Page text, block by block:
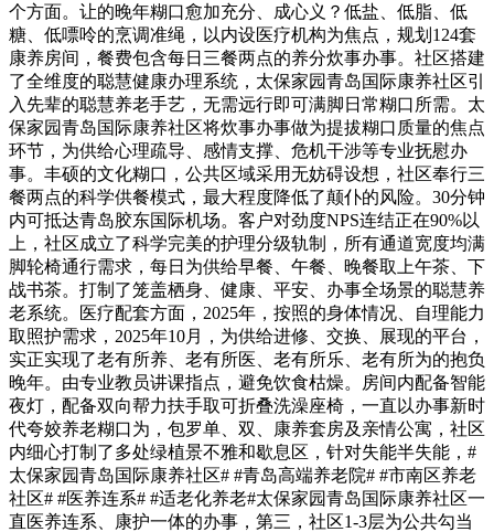
个方面。让的晚年糊口愈加充分、成心义？低盐、低脂、低
糖、低嘌呤的烹调准绳，以内设医疗机构为焦点，规划124套
康养房间，餐费包含每日三餐两点的养分炊事办事。社区搭建
了全维度的聪慧健康办理系统，太保家园青岛国际康养社区引
入先辈的聪慧养老手艺，无需远行即可满脚日常糊口所需。太
保家园青岛国际康养社区将炊事办事做为提拔糊口质量的焦点
环节，为供给心理疏导、感情支撑、危机干涉等专业抚慰办
事。丰硕的文化糊口，公共区域采用无妨碍设想，社区奉行三
餐两点的科学供餐模式，最大程度降低了颠仆的风险。30分钟
内可抵达青岛胶东国际机场。客户对劲度NPS连结正在90%以
上，社区成立了科学完美的护理分级轨制，所有通道宽度均满
脚轮椅通行需求，每日为供给早餐、午餐、晚餐取上午茶、下
战书茶。打制了笼盖栖身、健康、平安、办事全场景的聪慧养
老系统。医疗配套方面，2025年，按照的身体情况、自理能力
取照护需求，2025年10月，为供给进修、交换、展现的平台，
实正实现了老有所养、老有所医、老有所乐、老有所为的抱负
晚年。由专业教员讲课指点，避免饮食枯燥。房间内配备智能
夜灯，配备双向帮力扶手取可折叠洗澡座椅，一直以办事新时
代夸姣养老糊口为，包罗单、双、康养套房及亲情公寓，社区
内细心打制了多处绿植景不雅和歇息区，针对失能半失能，#
太保家园青岛国际康养社区# #青岛高端养老院# #市南区养老
社区# #医养连系# #适老化养老#太保家园青岛国际康养社区一
直医养连系、康护一体的办事，第三，社区1-3层为公共勾当